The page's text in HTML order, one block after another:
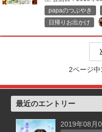
papaのつぶやき
日帰りお出かけ
2ページ
最近のエントリー
2019年08月